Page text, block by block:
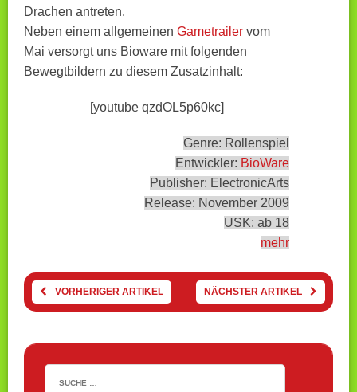
Drachen antreten.
Neben einem allgemeinen Gametrailer vom
Mai versorgt uns Bioware mit folgenden
Bewegtbildern zu diesem Zusatzinhalt:
[youtube qzdOL5p60kc]
Genre: Rollenspiel
Entwickler: BioWare
Publisher: ElectronicArts
Release: November 2009
USK: ab 18
mehr
VORHERIGER ARTIKEL NÄCHSTER ARTIKEL